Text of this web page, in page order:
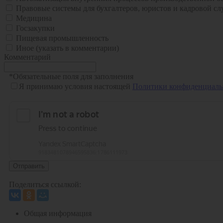
Правовые системы для бухгалтеров, юристов и кадровой
Медицина
Госзакупки
Пищевая промышленность
Иное (указать в комментарии)
Комментарий
Обязательные поля для заполнения
Я принимаю условия настоящей Политики
Поделиться ссылкой:
Общая информация